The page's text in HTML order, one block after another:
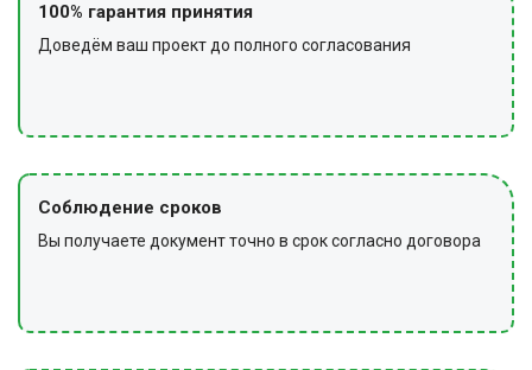
100% гарантия принятия
Доведём ваш проект до полного согласования
Соблюдение сроков
Вы получаете документ точно в срок согласно договора